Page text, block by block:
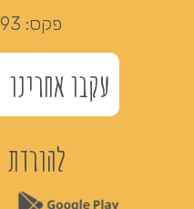
פקס:
עקבו אחרינו